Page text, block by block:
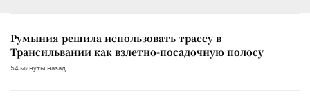
Румыния решила использовать трассу в
Трансильвании как взлетно-посадочную полосу
54 минуты назад